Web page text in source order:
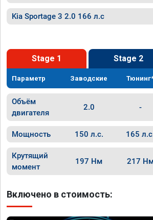
Kia Sportage 3 2.0 166 л.с
Stage 1 Stage 2
Параметр Заводские
Объём
двигателя
2.0 -
Мощность 150 л.с. 165
Крутящий
момент
197 Нм 217
Включено в стоимость: